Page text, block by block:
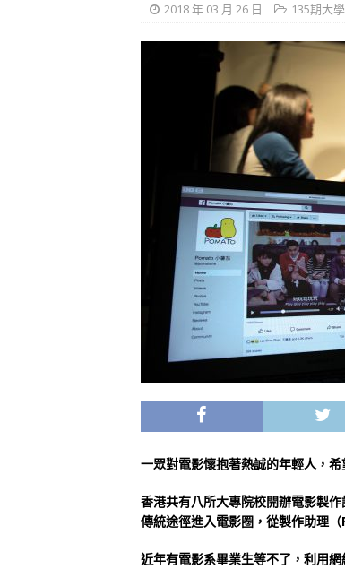
2018 年 03 月 26 日 135期大
一眾對電影懷抱著熱誠的年輕人，
香港共有八所大專院校開辦電影製
傳統途徑進入電影圈，從製作助理
近年有電影系畢業生等不了，利用